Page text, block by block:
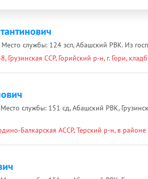
службы: 124 зсп, Абашский РВК. Из
Грузинская ССР, Горийский р-н, г. Гори,
службы: 151 сд, Абашский РВК,
Балкарская АССР, Терский р-н, в районе